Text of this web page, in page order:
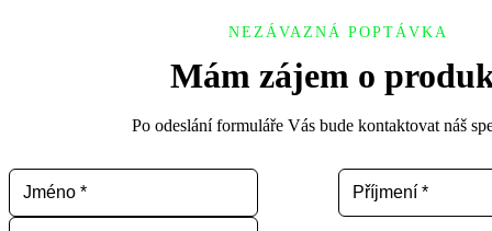
NEZÁVAZNÁ POPTÁVKA
Mám zájem o
Po odeslání formuláře Vás bude kontaktovat náš